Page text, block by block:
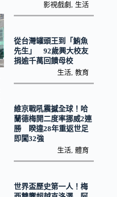
影視戲劇 生活
從台灣罐頭王到「鮪魚
先生」 92歲興大校友
捐逾千萬回饋母校
生活 ,教育
維京戰吼震撼全球！哈
蘭德梅開二度率挪威2連
勝 睽違28年重返世足
即闖32強
生活 ,體育
世界盃歷史第一人！梅